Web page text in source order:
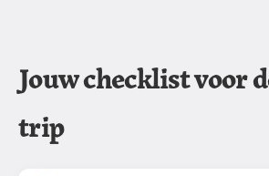
Jouw checklist voor
trip